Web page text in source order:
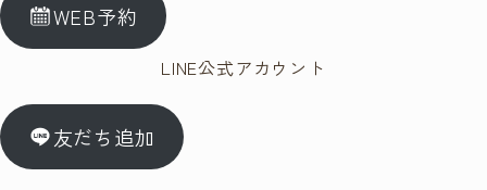
WEB予約
LINE公式アカウント
友だち追加